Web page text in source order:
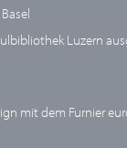
Luzern
mit dem Furnier